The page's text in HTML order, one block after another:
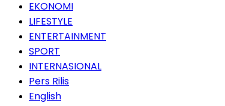
EKONOMI
LIFESTYLE
ENTERTAINMENT
SPORT
INTERNASIONAL
Pers Rilis
English